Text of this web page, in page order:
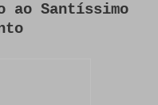
ao Santíssimo